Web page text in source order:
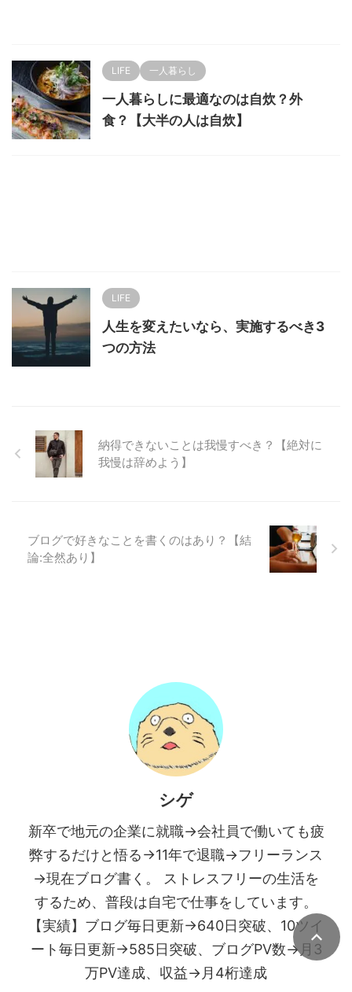
LIFE 一人暮らし
一人暮らしに最適なのは自炊？外
食？【大半の人は自炊】
LIFE
人生を変えたいなら、実施するべき3
つの方法
納得できないことは我慢すべき？【絶対に
我慢は辞めよう】
ブログで好きなことを書くのはあり？【結
論:全然あり】
シゲ
新卒で地元の企業に就職→会社員で働いても疲
弊するだけと悟る→11年で退職→フリーランス
→現在ブログ書く。 ストレスフリーの生活を
するため、普段は自宅で仕事をしています。
【実績】ブログ毎日更新→640日突破、10ツイ
ート毎日更新→585日突破、ブログPV数→月3
万PV達成、収益→月4桁達成